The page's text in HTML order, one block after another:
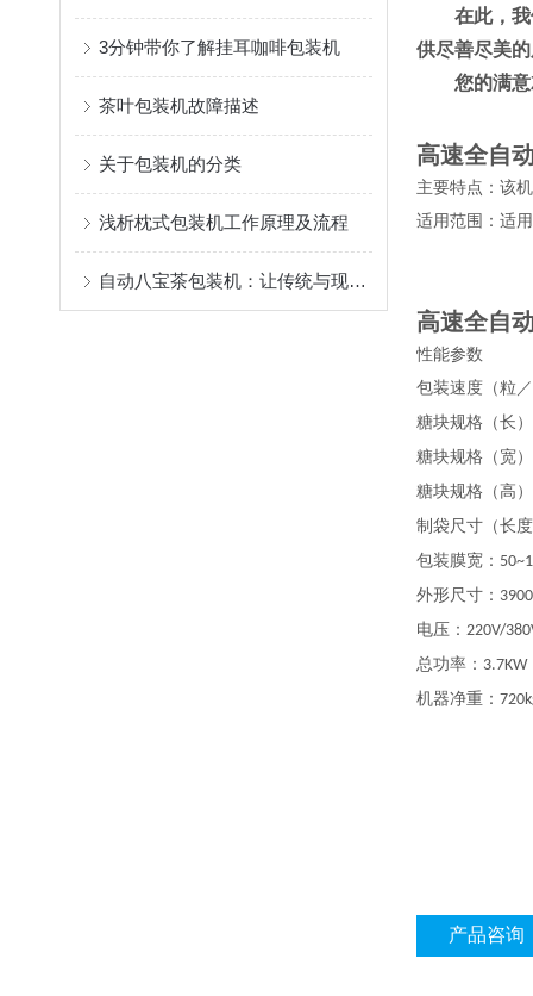
3分钟带你了解挂耳咖啡包装机
茶叶包装机故障描述
关于包装机的分类
浅析枕式包装机工作原理及流程
自动八宝茶包装机：让传统与现代完美结合
在此，
供尽善尽美
您的满
高速全自
主要特点 ： 该
适用范围 ： 适
高速全自
性能参数
包装速度（粒
糖块规格（长）
糖块规格（宽）
糖块规格（高）
制袋尺寸（长
包装膜宽 ：
外形尺寸 ：
电压 ： 220V/
总功率 ： 3.7KW
机器净重 ：
产品咨询